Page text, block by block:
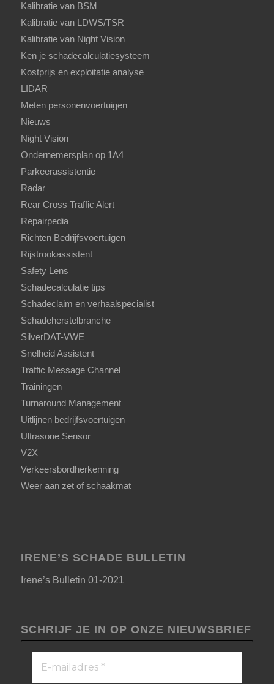
Kalibratie van BSM
Kalibratie van LDWS/TSR
Kalibratie van Night Vision
Ken je schadecalculatiesysteem
Kostprijs en exploitatie analyse
LIDAR
Meten personenvoertuigen
Nieuws
Night Vision
Ondernemersplan op 1A4
Parkeerassistentie
Radar
Rear Cross Traffic Alert
Repairpedia
Richten Bedrijfsvoertuigen
Rijstrookassistent
Safety Lens
Schadecalculatie tips
Schadeclaim en verhaalspecialist
Schadeherstelbranche
SilverDAT-VWE
Snelheid Assistent
Traffic Message Channel
Trainingen
Turnaround Management
Uitlijnen bedrijfsvoertuigen
Ultrasone Sensor
V2X
Verkeersbordherkenning
Weer aan zet of schaakmat
IRENE’S SCHADE BULLETIN
Irene’s Bulletin 01-2021
SCHRIJF JE IN OP ONZE NIEUWSBRIEF